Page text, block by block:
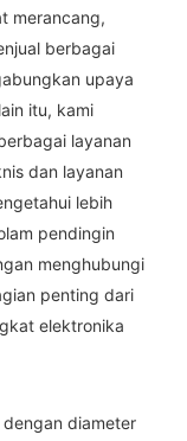
merancang,
berbagai
upaya
itu, kami
layanan
dan layanan
lebih
pendingin
menghubungi
penting dari
elektronika
diameter